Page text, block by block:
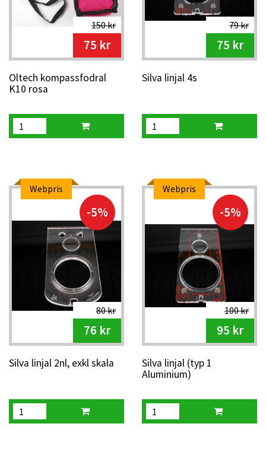
150 kr
75 kr
Oltech kompassfodral
K10 rosa
79 kr
75 kr
Silva linjal 4s
Webpris
-5%
80 kr
76 kr
Silva linjal 2nl, exkl skala
Webpris
-5%
100 kr
95 kr
Silva linjal (typ 1
Aluminium)